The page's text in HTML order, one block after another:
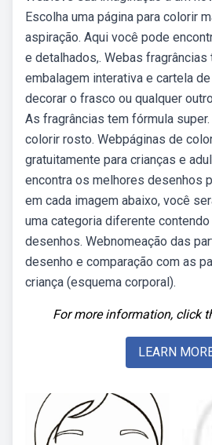
Escolha uma página para colorir
aspiração. Aqui você pode
e detalhados,. Webas fragrâncias
embalagem interativa e cartela
decorar o frasco ou qualquer
As fragrâncias tem fórmula
colorir rosto. Webpáginas de
gratuitamente para crianças e
encontra os melhores desenhos
em cada imagem abaixo, você
uma categoria diferente contendo
desenhos. Webnomeação das
desenho e comparação com as
criança (esquema corporal).
For more information, click
LEARN